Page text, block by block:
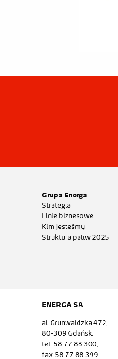
Grupa Energa
Strategia
Linie biznesowe
Kim jesteśmy
Struktura paliw 2025
ENERGA SA
al. Grunwaldzka 472,
80-309 Gdańsk,
tel.: 58 77 88 300,
fax: 58 77 88 399